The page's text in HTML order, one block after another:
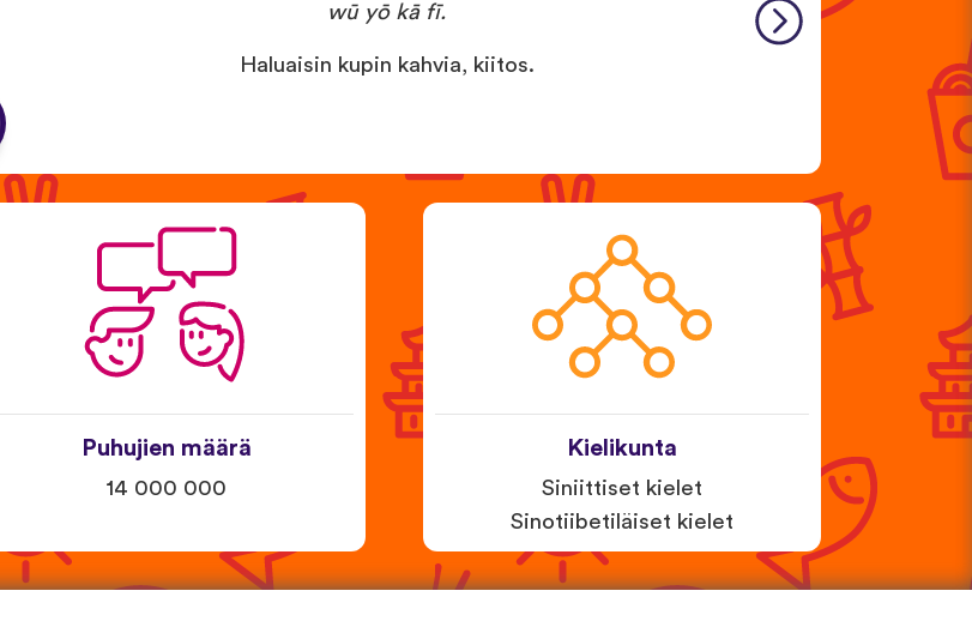
wū yō kā fī.
Haluaisin kupin kahvia, kiitos.
Puhujien määrä
14 000 000
Kielikunta
Siniittiset kielet
Sinotiibetiläiset kielet